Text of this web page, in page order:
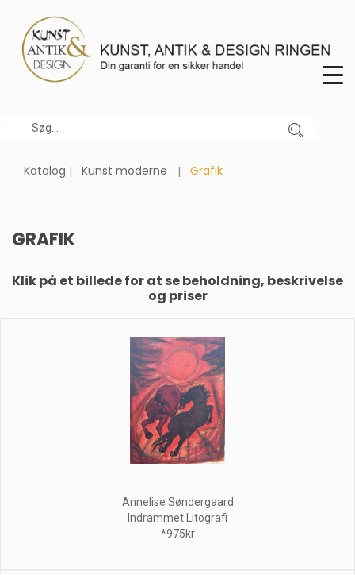
Katalog Kunst moderne Grafik
GRAFIK
Klik på et billede for at se beholdning, beskrivelse
og priser
Annelise Søndergaard
Indrammet Litografi
*975kr